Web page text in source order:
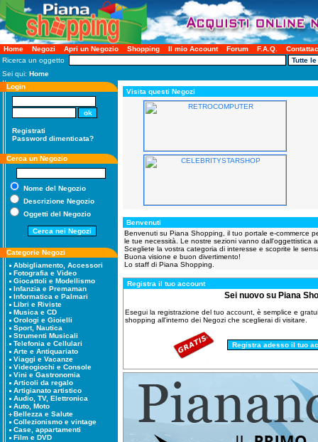
Home Negozi Apri un Negozio Shopping Il mio Account Forum F.A.Q.
Ricerca un oggetto
Sei qui: Home
Login
Registrati
Password dimenticata?
Cerca un Negozio
Nome del Negozio
Descrizione Negozio
Oggetti del Negozio
Categorie Negozi
Abbigliamento, Accessori
Fotografia e Video
Giocattoli e Modellismo
Infanzia e Premaman
Informatica e Palmari
Libri e Riviste
Musica e CD
Orologi e Gioielli
Sport, Nautica
Strumenti Musicali
Telefonia e Cellulari
Arte e Antiquariato
Viaggi e Vacanze
Videogiochi e Console
Vini e Gastronomia
Articoli da regalo
Artigianato artistico
Audio, TV, Elettronica
Auto, Moto
Bellezza e Salute
Collezionismo e vintage
Case, appartamenti
Film e DVD
Visita questi Negozi
Benvenuti
Benvenuti su Piana Shopping, il tuo portale e-commerce
le tue necessità. Le nostre sezioni vanno dall'oggettistica
Scegliete la vostra categoria di interesse e scoprite le
Buona visione e buon divertimento!
Lo staff di Piana Shopping.
Registra il tuo account
Sei nuovo su Piana
Esegui la registrazione del tuo account, è semplice e
shopping all'interno dei Negozi che sceglierai di visitare.